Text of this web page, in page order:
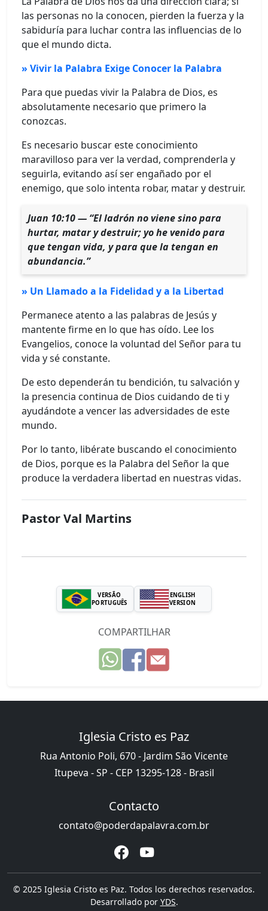
las personas no la conocen, pierden la fuerza y la
sabiduría para luchar contra las influencias de lo
que el mundo dicta.
» Vivir la Palabra Exige Conocer la Palabra
Para que puedas vivir la Palabra de Dios, es
absolutamente necesario que primero la
conozcas.
Es necesario buscar este conocimiento
maravilloso para ver la verdad, comprenderla y
seguirla, evitando así ser engañado por el
enemigo, que solo intenta robar, matar y destruir.
Juan 10:10 — “El ladrón no viene sino para
hurtar, matar y destruir; yo he venido para
que tengan vida, y para que la tengan en
abundancia.”
» Un Llamado a la Fidelidad y a la Libertad
Permanece atento a las palabras de Jesús y
mantente firme en lo que has oído. Lee los
Evangelios, conoce la voluntad del Señor para tu
vida y sé constante.
De esto dependerán tu bendición, tu salvación y
la presencia continua de Dios cuidando de ti y
ayudándote a vencer las adversidades de este
mundo.
Por lo tanto, libérate buscando el conocimiento
de Dios, porque es la Palabra del Señor la que
produce la verdadera libertad en nuestras vidas.
Pastor Val Martins
VERSÃO
PORTUGUÊS
ENGLISH
VERSION
COMPARTILHAR
Iglesia Cristo es Paz
Rua Antonio Poli, 670 - Jardim São Vicente
Itupeva - SP - CEP 13295-128 - Brasil
Contacto
contato@poderdapalavra.com.br
© 2025 Iglesia Cristo es Paz. Todos los derechos reservados.
Desarrollado por YDS.